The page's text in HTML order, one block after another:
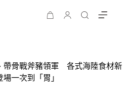
帶骨戰斧豬領軍 各式海陸食材新
場一次到「胃」